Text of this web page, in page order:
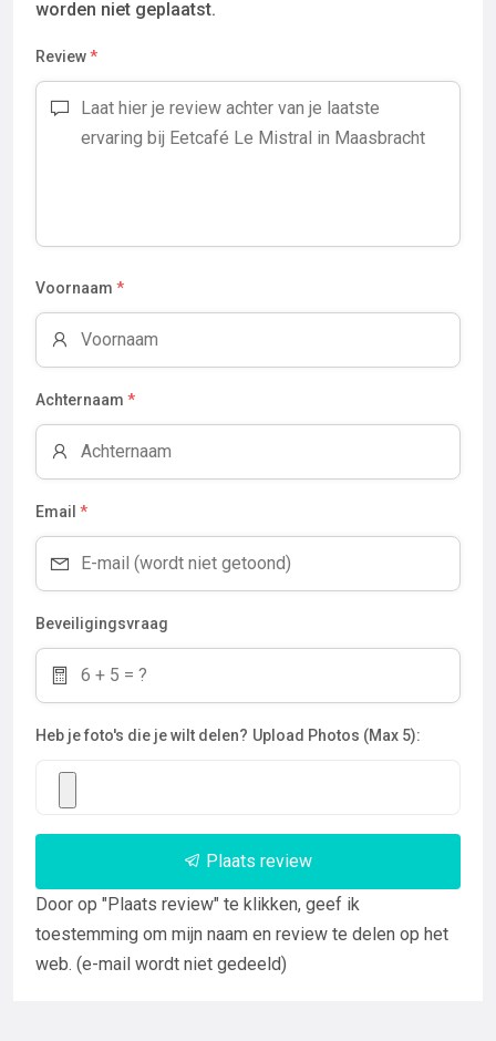
worden niet geplaatst.
Review*
Voornaam *
Achternaam *
Email *
Beveiligingsvraag
Heb je foto's die je wilt delen? Upload Photos (Max 5):
Plaats review
Door op "Plaats review" te klikken, geef ik
toestemming om mijn naam en review te delen op het
web. (e-mail wordt niet gedeeld)